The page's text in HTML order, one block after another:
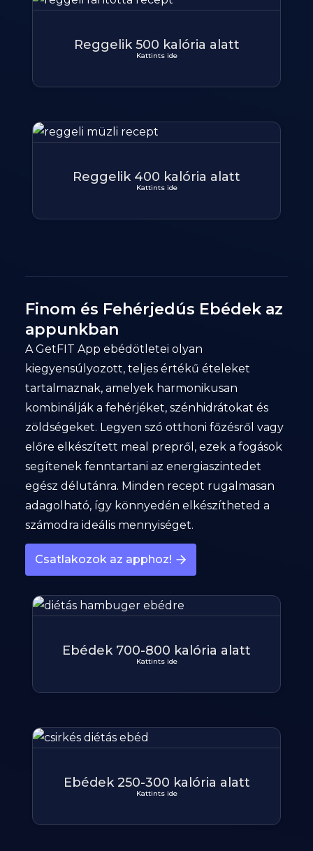
Reggelik 500 kalória alatt
Kattints ide
Reggelik 400 kalória alatt
Kattints ide
Finom és Fehérjedús Ebédek az
appunkban
A GetFIT App ebédötletei olyan
kiegyensúlyozott, teljes értékű ételeket
tartalmaznak, amelyek harmonikusan
kombinálják a fehérjéket, szénhidrátokat és
zöldségeket. Legyen szó otthoni főzésről vagy
előre elkészített meal prepről, ezek a fogások
segítenek fenntartani az energiaszintedet
egész délutánra. Minden recept rugalmasan
adagolható, így könnyedén elkészítheted a
számodra ideális mennyiséget.
Csatlakozok az apphoz!
Ebédek 700-800 kalória alatt
Kattints ide
Ebédek 250-300 kalória alatt
Kattints ide